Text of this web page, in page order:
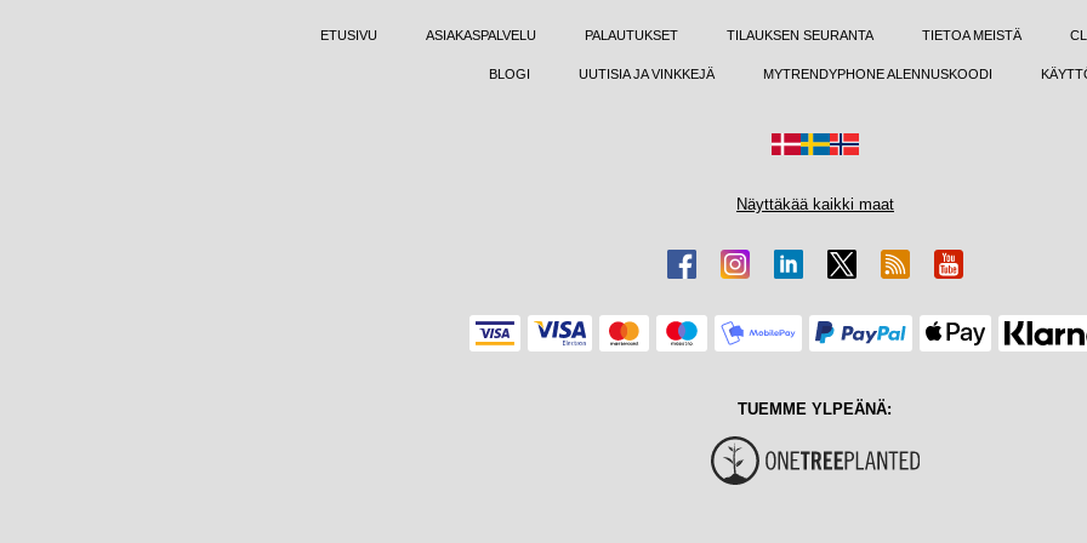
ETUSIVU ASIAKASPALVELU PALAUTUKSET TILAUKSEN SEURANTA TIETOA MEISTÄ
BLOGI UUTISIA JA VINKKEJÄ MYTRENDYPHONE ALENNUSKOODI
Näyttäkää kaikki maat
TUEMME YLPEÄNÄ: